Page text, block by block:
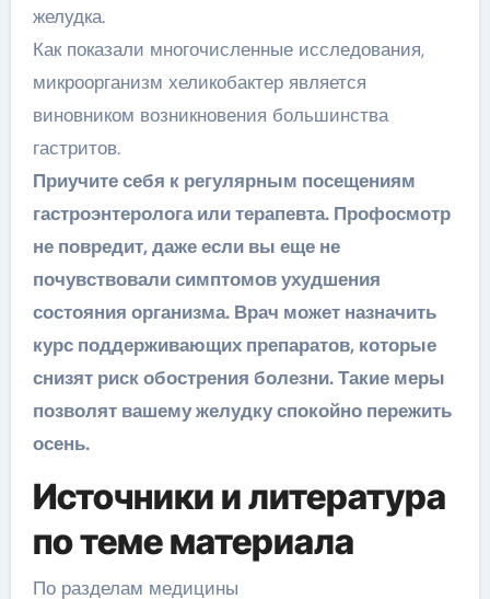
желудка.
Как показали многочисленные исследования,
микроорганизм хеликобактер является
виновником возникновения большинства
гастритов.
Приучите себя к регулярным посещениям
гастроэнтеролога или терапевта. Профосмотр
не повредит, даже если вы еще не
почувствовали симптомов ухудшения
состояния организма. Врач может назначить
курс поддерживающих препаратов, которые
снизят риск обострения болезни. Такие меры
позволят вашему желудку спокойно пережить
осень.
Источники и литература
по теме материала
По разделам медицины